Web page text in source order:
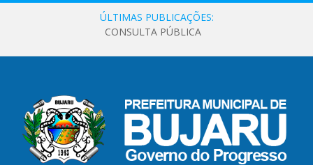
ÚLTIMAS PUBLICAÇÕES:
CONSULTA PÚBLICA